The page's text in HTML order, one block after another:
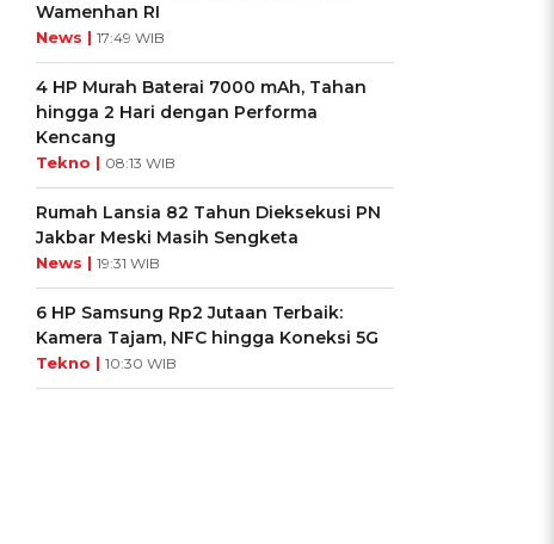
Wamenhan RI
News | 17:49 WIB
4 HP Murah Baterai 7000 mAh, Tahan
hingga 2 Hari dengan Performa
Kencang
Tekno | 08:13 WIB
Rumah Lansia 82 Tahun Dieksekusi PN
Jakbar Meski Masih Sengketa
News | 19:31 WIB
6 HP Samsung Rp2 Jutaan Terbaik:
Kamera Tajam, NFC hingga Koneksi 5G
Tekno | 10:30 WIB